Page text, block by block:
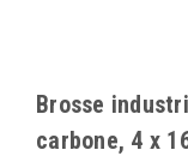
Brosse
carbone, 4 x